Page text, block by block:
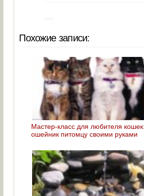
Похожие записи:
Мастер-класс для любителя
ошейник питомцу своими руками